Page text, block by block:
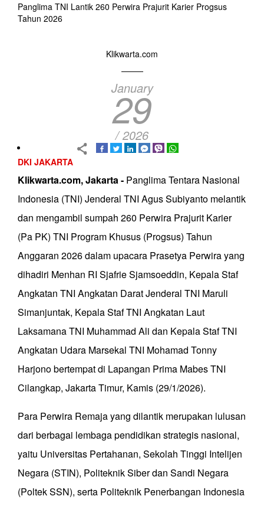
Panglima TNI Lantik 260 Perwira Prajurit Karier Progsus
Tahun 2026
Klikwarta.com
January
29
/ 2026
DKI JAKARTA
Klikwarta.com, Jakarta - Panglima Tentara Nasional
Indonesia (TNI) Jenderal TNI Agus Subiyanto melantik
dan mengambil sumpah 260 Perwira Prajurit Karier
(Pa PK) TNI Program Khusus (Progsus) Tahun
Anggaran 2026 dalam upacara Prasetya Perwira yang
dihadiri Menhan RI Sjafrie Sjamsoeddin, Kepala Staf
Angkatan TNI Angkatan Darat Jenderal TNI Maruli
Simanjuntak, Kepala Staf TNI Angkatan Laut
Laksamana TNI Muhammad Ali dan Kepala Staf TNI
Angkatan Udara Marsekal TNI Mohamad Tonny
Harjono bertempat di Lapangan Prima Mabes TNI
Cilangkap, Jakarta Timur, Kamis (29/1/2026).
Para Perwira Remaja yang dilantik merupakan lulusan
dari berbagai lembaga pendidikan strategis nasional,
yaitu Universitas Pertahanan, Sekolah Tinggi Intelijen
Negara (STIN), Politeknik Siber dan Sandi Negara
(Poltek SSN), serta Politeknik Penerbangan Indonesia